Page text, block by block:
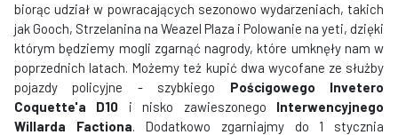
biorąc udział w powracających sezonowo wydarzeniach, takich
jak Gooch, Strzelanina na Weazel Plaza i Polowanie na yeti, dzięki
którym będziemy mogli zgarnąć nagrody, które umknęły nam w
poprzednich latach. Możemy też kupić dwa wycofane ze służby
pojazdy policyjne - szybkiego Pościgowego Invetero
Coquette'a D10 i nisko zawieszonego Interwencyjnego
Willarda Factiona. Dodatkowo zgarniajmy do 1 stycznia